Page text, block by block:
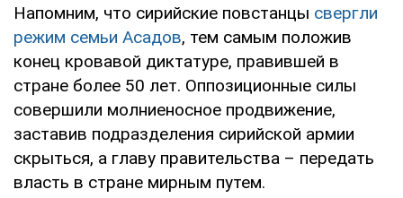
Напомним, что сирийские повстанцы свергли
режим семьи Асадов, тем самым положив
конец кровавой диктатуре, правившей в
стране более 50 лет. Оппозиционные силы
совершили молниеносное продвижение,
заставив подразделения сирийской армии
скрыться, а главу правительства – передать
власть в стране мирным путем.